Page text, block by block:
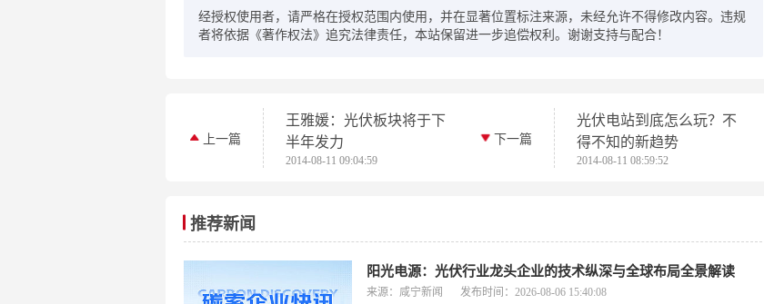
经授权使用者，请严格在授权范围内使用，并在显著位置标注来源，未经允许不得修改内容。违规
者将依据《著作权法》追究法律责任，本站保留进一步追偿权利。谢谢支持与配合！
上一篇
王雅媛：光伏板块将于下
半年发力
2014-08-11 09:04:59
下一篇
光伏电站到底怎么玩？不
得不知的新趋势
2014-08-11 08:59:52
推荐新闻
​阳光电源：光伏行业龙头企业的技术纵深与全球布局全景解读
来源：咸宁新闻 发布时间：2026-08-06 15:40:08